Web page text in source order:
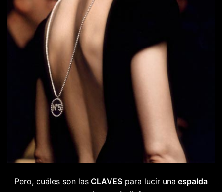
Pero, cuáles son las CLAVES para lucir una espalda